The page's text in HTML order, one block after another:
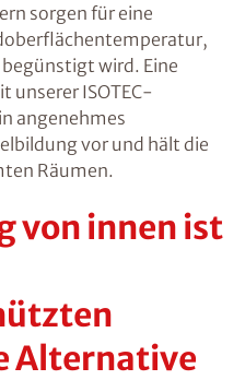
sorgen für eine
wird. Eine
unserer ISOTEC-
angenehmes
vor und hält die
Räumen.
von innen ist
Alternative